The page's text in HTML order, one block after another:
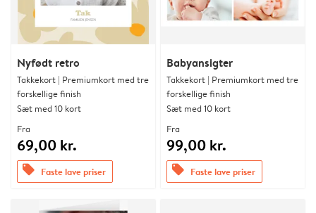
Nyfødt retro
Takkekort | Premiumkort med tre
forskellige finish
Sæt med 10 kort
Fra
69,00 kr.
offers Faste lave priser
Babyansigter
Takkekort | Premiumkort med tre
forskellige finish
Sæt med 10 kort
Fra
99,00 kr.
offers Faste lave priser